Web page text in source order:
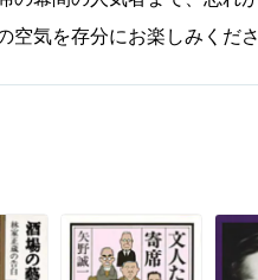
空気を存分にお楽しみくだ